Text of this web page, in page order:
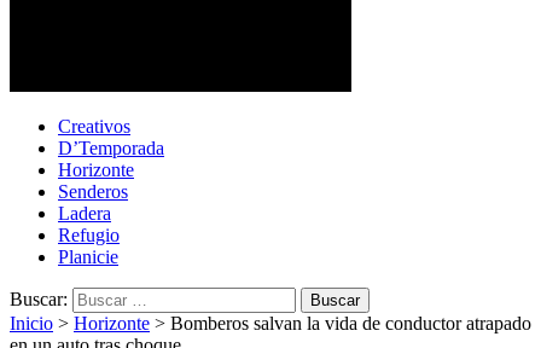
Cotopaxi Noticias
Primer periódico multimedia del centro del país
Creativos
D’Temporada
Horizonte
Senderos
Ladera
Refugio
Planicie
Buscar:
Inicio > Horizonte > Bomberos salvan la vida de conductor atrapado